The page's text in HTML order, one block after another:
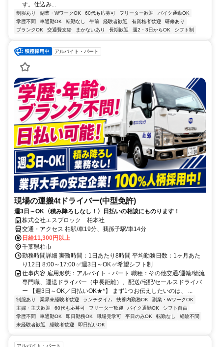
す。仕込み...
制服あり 副業・WワークOK 60代も応募可 フリーター歓迎
バイク通勤OK
学歴不問
車通勤OK 転勤なし 午前 経験者歓迎 有資格者歓迎
研修あり
ブランクOK
交通費支給 まかないあり 長期歓迎 週2・3日からOK シフト制
アルバイト・パート
現場の運搬4tドライバー(中型免許)
週3日～OK〈積み降ろしなし！〉日払いの相談にものります！
株式会社エスブロック 柏本社
交通・アクセス 柏駅/車19分、我孫子駅/車14分
日給11,300円以上
千葉県柏市
勤務時間詳細 実働時間：1日あたり8時間 平均勤務日数：1ヶ月あた
り12日 8:00～17:00 ✅週3日～OK ✅希望シフト制
仕事内容 雇用形態：アルバイト・パート 職種：その他交通/運輸/物流
専門職、運送ドライバー（中長距離）、配送/宅配/セールスドライバ
ー 【週3日～OK／日払いOK★*】 まず1つお伝えしたいのは、 ...
制服あり 業界未経験者歓迎 ランチタイム 扶養内勤務OK
副業・WワークOK
主婦・主夫歓迎
60代も応募可 フリーター歓迎 バイク通勤OK
シフト自由
学歴不問
車通勤OK 即日勤務OK 職場見学可 平日のみOK 転勤なし
経験不問
未経験者歓迎
経験者歓迎 即日払いOK